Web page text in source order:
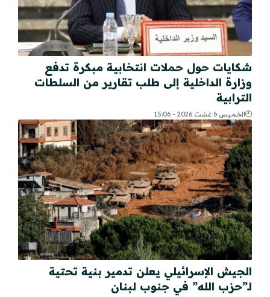
شكايات حول حملات انتخابية مبكرة تدفع
وزارة الداخلية إلى طلب تقارير من السلطات
الترابية
الخميس 6 غشت 2026 - 15:06
الجيش الإسرائيلي يعلن تدمير بنية تحتية
لـ”حزب الله” في جنوب لبنان